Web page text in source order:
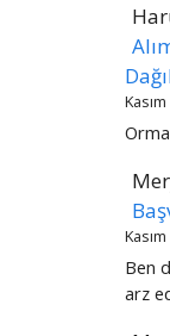
Ben
arz